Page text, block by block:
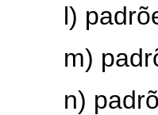
l)
m)
n)